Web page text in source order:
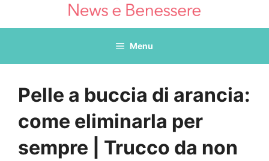
Menu
Pelle a buccia di arancia:
come eliminarla per
sempre | Trucco da non